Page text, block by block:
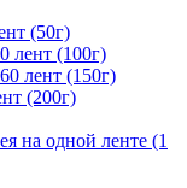
(50г)
лент (100г)
лент (150г)
(200г)
на одной ленте (1